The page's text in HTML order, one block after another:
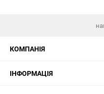
КОМПАНІЯ
ІНФОРМАЦІЯ